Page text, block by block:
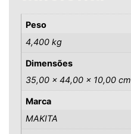
Peso
4,400 kg
Dimensões
35,00 × 44,00 × 10,00 cm
Marca
MAKITA